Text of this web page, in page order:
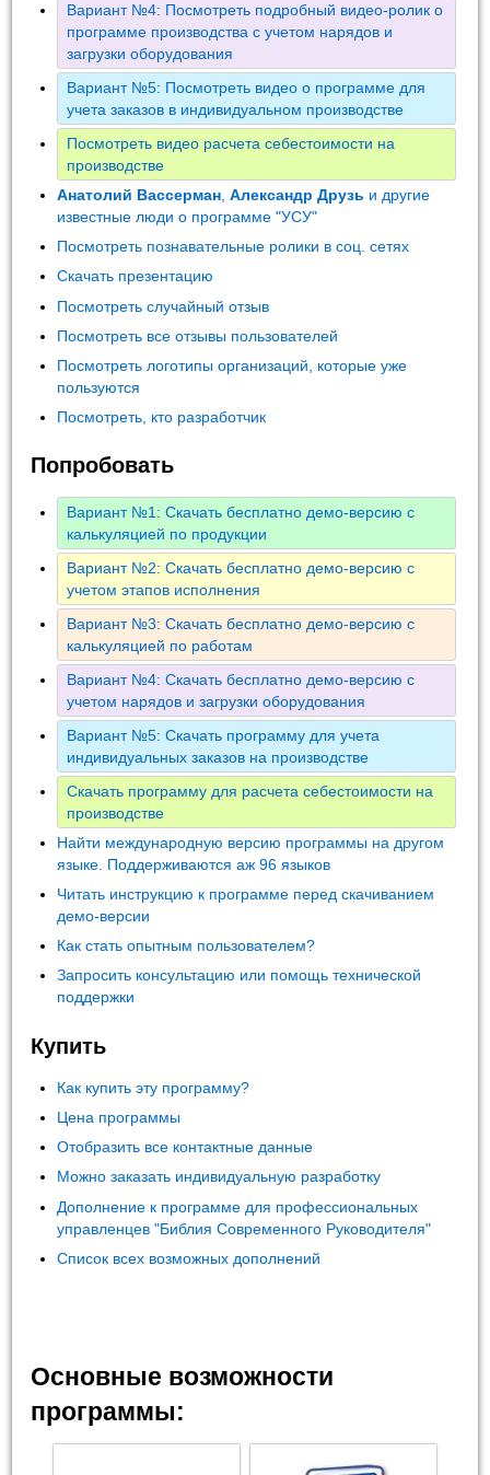
Вариант №4: Посмотреть подробный видео-ролик о
программе производства с учетом нарядов и
загрузки оборудования
Вариант №5: Посмотреть видео о программе для
учета заказов в индивидуальном производстве
Посмотреть видео расчета себестоимости на
производстве
Анатолий Вассерман ,Александр Друзь и другие
известные люди о программе "УСУ"
Посмотреть познавательные ролики в соц. сетях
Скачать презентацию
Посмотреть случайный отзыв
Посмотреть все отзывы пользователей
Посмотреть логотипы организаций, которые уже
пользуются
Посмотреть, кто разработчик
Попробовать
Вариант №1: Скачать бесплатно демо-версию с
калькуляцией по продукции
Вариант №2: Скачать бесплатно демо-версию с
учетом этапов исполнения
Вариант №3: Скачать бесплатно демо-версию с
калькуляцией по работам
Вариант №4: Скачать бесплатно демо-версию с
учетом нарядов и загрузки оборудования
Вариант №5: Скачать программу для учета
индивидуальных заказов на производстве
Скачать программу для расчета себестоимости на
производстве
Найти международную версию программы на другом
языке. Поддерживаются аж 96 языков
Читать инструкцию к программе перед скачиванием
демо-версии
Как стать опытным пользователем?
Запросить консультацию или помощь технической
поддержки
Купить
Как купить эту программу?
Цена программы
Отобразить все контактные данные
Можно заказать индивидуальную разработку
Дополнение к программе для профессиональных
управленцев "Библия Современного Руководителя"
Список всех возможных дополнений
Основные возможности
программы: